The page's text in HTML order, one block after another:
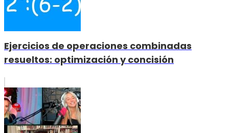
Ejercicios de operaciones combinadas
resueltos: optimización y concisión